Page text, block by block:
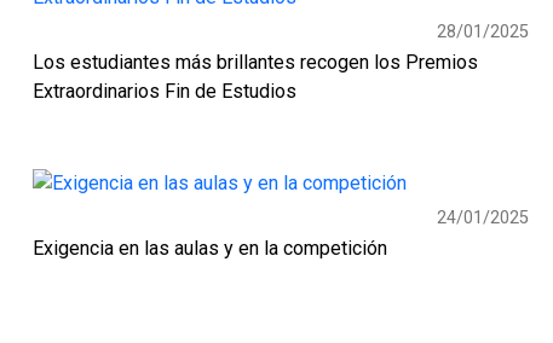
28/01/2025
Los estudiantes más brillantes recogen los Premios
Extraordinarios Fin de Estudios
24/01/2025
Exigencia en las aulas y en la competición